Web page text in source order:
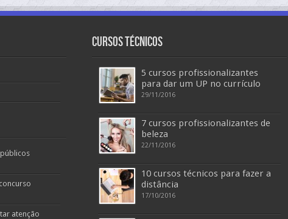
atenção
Cursos Técnicos
5 cursos profissionalizantes
para dar um UP no currículo
29/11/2016
7 cursos profissionalizantes de
beleza
22/11/2016
10 cursos técnicos para fazer a
distância
17/10/2016